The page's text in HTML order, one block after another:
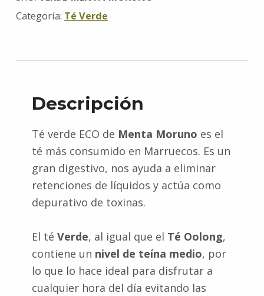
Categoría: Té Verde
Descripción
Té verde ECO de Menta Moruno es el
té más consumido en Marruecos. Es un
gran digestivo, nos ayuda a eliminar
retenciones de líquidos y actúa como
depurativo de toxinas.
El té Verde, al igual que el Té Oolong,
contiene un nivel de teína medio, por
lo que lo hace ideal para disfrutar a
cualquier hora del día evitando las